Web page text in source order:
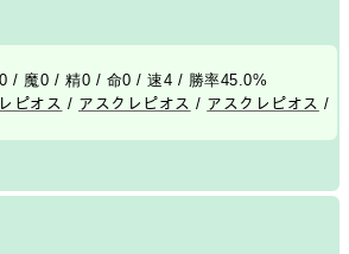
/ 魔0 / 精0 / 命0 / 速4 / 勝率45.0%
ピオス / アスクレピオス / アスクレピオス /